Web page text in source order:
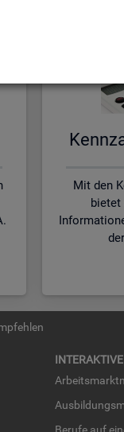
Mit den
bietet